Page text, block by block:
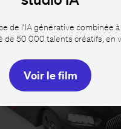
de l’IA générative combinée
de 50 000 talents créatifs, en
Voir le film